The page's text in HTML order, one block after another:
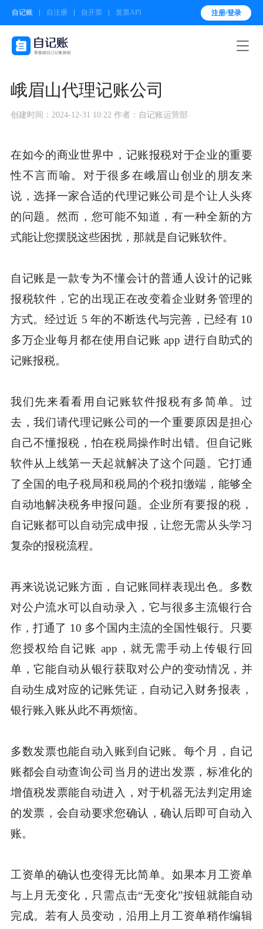
自记账 自注册 自开票 发票API 注册/登录

峨眉山代理记账公司
创建时间：2024-12-31 10:22 作者：自记账运营部
在如今的商业世界中，记账报税对于企业的重要
性不言而喻。对于很多在峨眉山创业的朋友来
说，选择一家合适的代理记账公司是个让人头疼
的问题。然而，您可能不知道，有一种全新的方
式能让您摆脱这些困扰，那就是自记账软件。
自记账是一款专为不懂会计的普通人设计的记账
报税软件，它的出现正在改变着企业财务管理的
方式。经过近 5 年的不断迭代与完善，已经有 10
多万企业每月都在使用自记账 app 进行自助式的
记账报税。
我们先来看看用自记账软件报税有多简单。过
去，我们请代理记账公司的一个重要原因是担心
自己不懂报税，怕在税局操作时出错。但自记账
软件从上线第一天起就解决了这个问题。它打通
了全国的电子税局和税局的个税扣缴端，能够全
自动地解决税务申报问题。企业所有要报的税，
自记账都可以自动完成申报，让您无需从头学习
复杂的报税流程。
再来说说记账方面，自记账同样表现出色。多数
对公户流水可以自动录入，它与很多主流银行合
作，打通了 10 多个国内主流的全国性银行。只要
您授权给自记账 app，就无需手动上传银行回
单，它能自动从银行获取对公户的变动情况，并
自动生成对应的记账凭证，自动记入财务报表，
银行账入账从此不再烦恼。
多数发票也能自动入账到自记账。每个月，自记
账都会自动查询公司当月的进出发票，标准化的
增值税发票能自动进入，对于机器无法判定用途
的发票，会自动要求您确认，确认后即可自动入
账。
工资单的确认也变得无比简单。如果本月工资单
与上月无变化，只需点击“无变化”按钮就能自动
完成。若有人员变动，沿用上月工资单稍作编辑